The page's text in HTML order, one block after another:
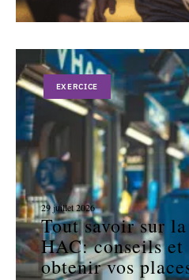
EXERCICE
29 juillet 2026
Tout savoir sur
HAC: conseils et
obtenir vos